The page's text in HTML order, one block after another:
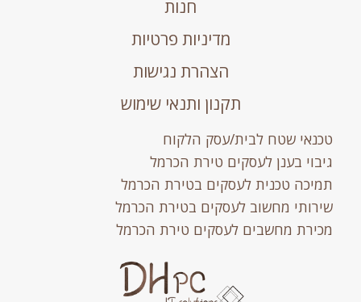
חנות
מדיניות פרטיות
הצהרת נגישות
תקנון ותנאי שימוש
טכנאי שטח לבית/עסק הלקוח
גיבוי בענן לעסקים טירת הכרמל
תמיכה טכנית לעסקים בטירת הכרמל
שירותי מחשוב לעסקים בטירת הכרמל
מכירת מחשבים לעסקים טירת הכרמל